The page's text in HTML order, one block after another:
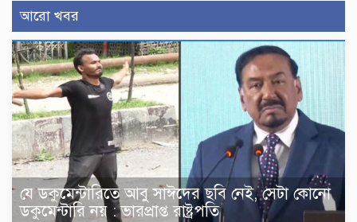
আরো খবর
যে ডকুমেন্টারিতে আবু সাঈদের ছবি নেই, সেটা কোনো
ডকুমেন্টারি নয় : ভারপ্রাপ্ত রাষ্ট্রপতি